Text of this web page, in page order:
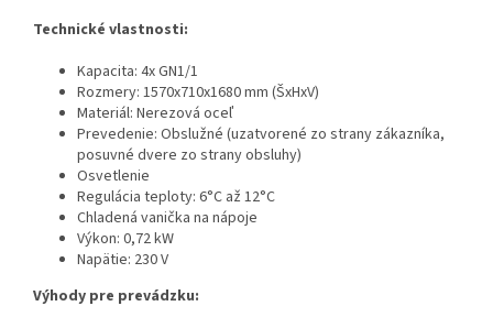
Technické vlastnosti:
Kapacita: 4x GN1/1
Rozmery: 1570x710x1680 mm (ŠxHxV)
Materiál: Nerezová oceľ
Prevedenie: Obslužné (uzatvorené zo strany zákazníka,
posuvné dvere zo strany obsluhy)
Osvetlenie
Regulácia teploty: 6°C až 12°C
Chladená vanička na nápoje
Výkon: 0,72 kW
Napätie: 230 V
Výhody pre prevádzku: